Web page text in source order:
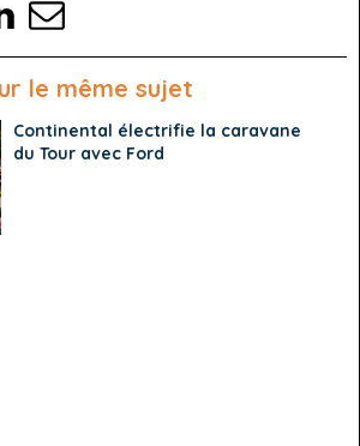
le même sujet
Continental électrifie la caravane
du Tour avec Ford